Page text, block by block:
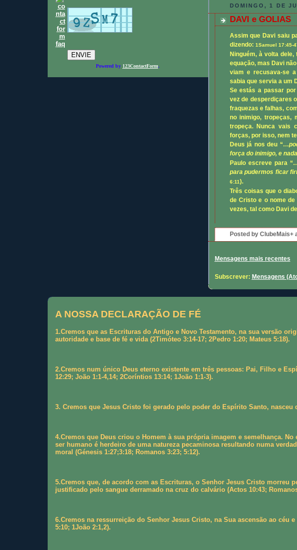
Powered by 123ContactForm.
DOMINGO, 1 DE
DAVI e GOLIAS
Assim que Davi saiu
dizendo: 1Samuel 17:45-
Ninguém, à volta
equação, mas Davi
viam e recusava-se
sabia que servia a um
Se estás a passar
vez de desperdiçares
fraquezas e falhas,
no inimigo, tropeças,
tropeça. Nunca vais
forças, por isso, nem
Deus já nos deu “…
força do inimigo, e
Paulo escreve para
para pudermos ficar
6:11).
Três coisas que o
de Cristo e o nome
vezes, tal como Davi
Posted by ClubeMais+
Mensagens mais recentes
Subscrever: Mensagens
A NOSSA DECLARAÇÃO DE FÉ
1.Cremos que as Escrituras do Antigo e Novo Testamento, na sua versão
autoridade e base de fé e vida (2Timóteo 3:14-17; 2Pedro 1:20; Mateus 5:18).
2.Cremos num único Deus eterno existente em três pessoas: Pai, Filho e
12:29; João 1:1-4,14; 2Coríntios 13:14; 1João 1:1-3).
3. Cremos que Jesus Cristo foi gerado pelo poder do Espírito Santo, nasceu
4.Cremos que Deus criou o Homem à sua própria imagem e semelhança.
ser humano é herdeiro de uma natureza pecaminosa resultando numa
moral (Génesis 1:27;3:18; Romanos 3:23; 5:12).
5.Cremos que, de acordo com as Escrituras, o Senhor Jesus Cristo morreu
justificado pelo sangue derramado na cruz do calvário (Actos 10:43;
6.Cremos na ressurreição do Senhor Jesus Cristo, na Sua ascensão ao céu
5:10; 1João 2:1,2).